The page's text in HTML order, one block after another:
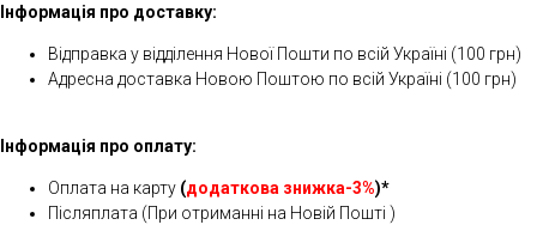
Інформація про доставку:
Відправка у відділення Нової Пошти по всій Україні (100 грн)
Адресна доставка Новою Поштою по всій Україні (100 грн)
Інформація про оплату:
Оплата на карту (додаткова знижка-3%)*
Післяплата (При отриманні на Новій Пошті )